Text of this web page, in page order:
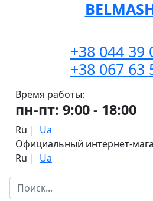
+38 044 39
+38 067 63
Время работы:
пн-пт: 9:00 - 18:00
Ru | Ua
Официальный интернет-
Ru | Ua